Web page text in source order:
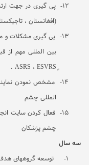
12-
پی گیری در جهت
(افغانستان ،
13-
پی گیری مشکلات و
بین المللی مهم از
ESVRS ، ASRS
.
14-
مشخص نمودن
المللی چشم
15-
فعال کردن سایت
چشم پزشکان
سه سال
1-
توسعه گروههای